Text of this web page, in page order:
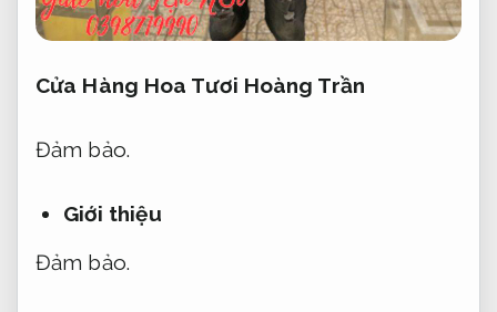
Cửa Hàng Hoa Tươi Hoàng Trần
Đảm bảo.
Giới thiệu
Đảm bảo.